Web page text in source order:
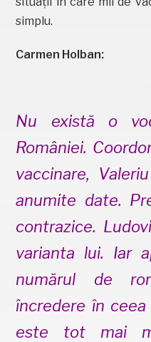
simplu.
Carmen Holban:
Nu există o
României.
vaccinare,
anumite date.
contrazice.
varianta lui. Iar
numărul de
încredere în
este tot mai